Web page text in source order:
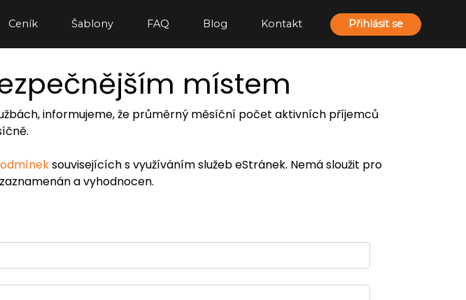
Ceník Šablony FAQ Blog Kontakt Přihlásit se
místem
informujeme, že průměrný měsíční počet aktivních příjemců
souvisejících s využíváním služeb eStránek. Nemá sloužit pro
a vyhodnocen.